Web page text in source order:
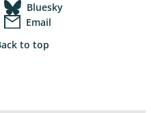
Bluesky
Email
to top